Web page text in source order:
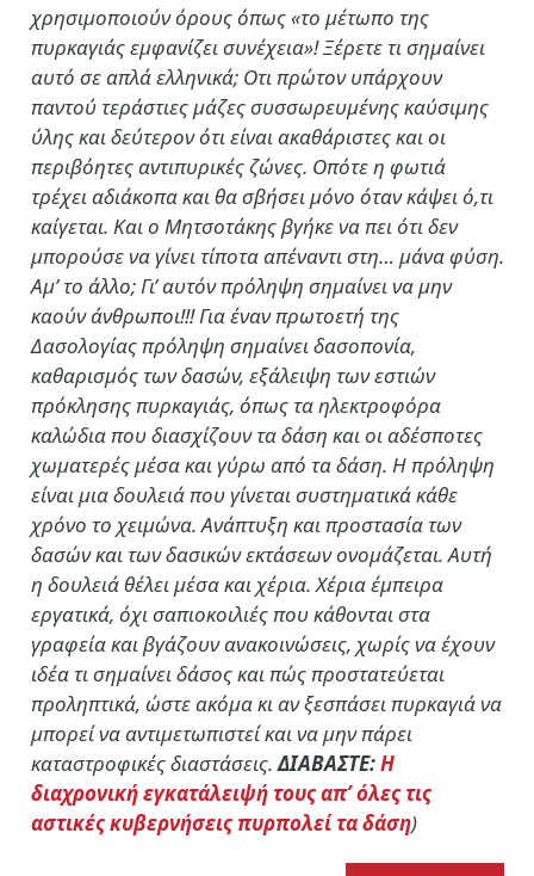
χρησιμοποιούν όρους όπως «το μέτωπο της
πυρκαγιάς εμφανίζει συνέχεια»! Ξέρετε τι σημαίνει
αυτό σε απλά ελληνικά; Οτι πρώτον υπάρχουν
παντού τεράστιες μάζες συσσωρευμένης καύσιμης
ύλης και δεύτερον ότι είναι ακαθάριστες και οι
περιβόητες αντιπυρικές ζώνες. Οπότε η φωτιά
τρέχει αδιάκοπα και θα σβήσει μόνο όταν κάψει ό,τι
καίγεται. Και ο Μητσοτάκης βγήκε να πει ότι δεν
μπορούσε να γίνει τίποτα απέναντι στη… μάνα φύση.
Αμ’ το άλλο; Γι’ αυτόν πρόληψη σημαίνει να μην
καούν άνθρωποι!!! Για έναν πρωτοετή της
Δασολογίας πρόληψη σημαίνει δασοπονία,
καθαρισμός των δασών, εξάλειψη των εστιών
πρόκλησης πυρκαγιάς, όπως τα ηλεκτροφόρα
καλώδια που διασχίζουν τα δάση και οι αδέσποτες
χωματερές μέσα και γύρω από τα δάση. Η πρόληψη
είναι μια δουλειά που γίνεται συστηματικά κάθε
χρόνο το χειμώνα. Ανάπτυξη και προστασία των
δασών και των δασικών εκτάσεων ονομάζεται. Αυτή
η δουλειά θέλει μέσα και χέρια. Χέρια έμπειρα
εργατικά, όχι σαπιοκοιλιές που κάθονται στα
γραφεία και βγάζουν ανακοινώσεις, χωρίς να έχουν
ιδέα τι σημαίνει δάσος και πώς προστατεύεται
προληπτικά, ώστε ακόμα κι αν ξεσπάσει πυρκαγιά να
μπορεί να αντιμετωπιστεί και να μην πάρει
καταστροφικές διαστάσεις.ΔΙΑΒΑΣΤΕ:Η
διαχρονική εγκατάλειψή τους απ’ όλες τις
αστικές κυβερνήσεις πυρπολεί τα δάση)